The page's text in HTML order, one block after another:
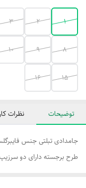
۱ ۲ ۳
۸ ۹ ۱۰
۱۵ ۱۶
توضیحات نظرات
جامدادی تبلتی جنس
طرح برجسته دارای دو